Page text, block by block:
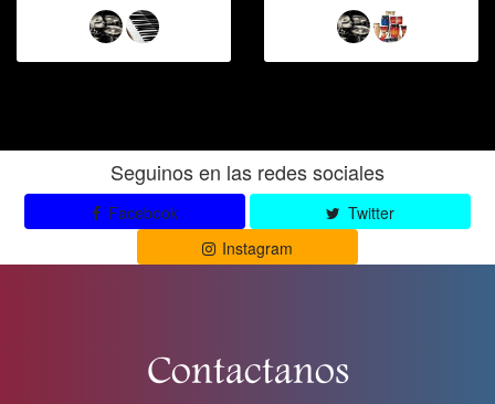
Seguinos en las redes sociales
Facebook
Twitter
Instagram
Contactanos